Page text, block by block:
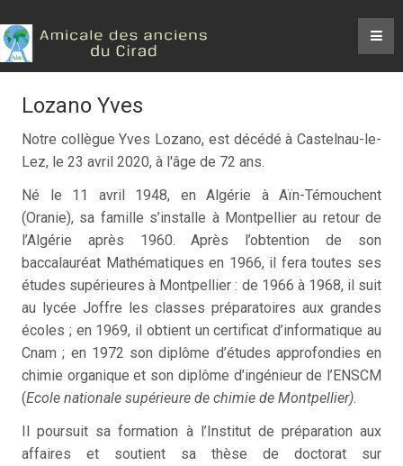
Lozano Yves
Notre collègue Yves Lozano, est décédé à Castelnau-le-
Lez, le 23 avril 2020, à l'âge de 72 ans.
Né le 11 avril 1948, en Algérie à Aïn-Témouchent
(Oranie), sa famille s’installe à Montpellier au retour de
l’Algérie après 1960. Après l’obtention de son
baccalauréat Mathématiques en 1966, il fera toutes ses
études supérieures à Montpellier : de 1966 à 1968, il suit
au lycée Joffre les classes préparatoires aux grandes
écoles ; en 1969, il obtient un certificat d’informatique au
Cnam ; en 1972 son diplôme d’études approfondies en
chimie organique et son diplôme d’ingénieur de l’ENSCM
(Ecole nationale supérieure de chimie de Montpellier).
Il poursuit sa formation à l’Institut de préparation aux
affaires et soutient sa thèse de doctorat sur